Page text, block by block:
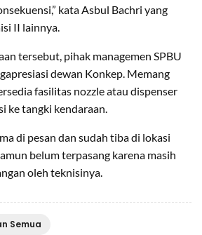
kata Asbul Bachri yang
II lainnya.
tersebut, pihak managemen SPBU
dewan Konkep. Memang
fasilitas nozzle atau dispenser
ke tangki kendaraan.
di pesan dan sudah tiba di lokasi
belum terpasang karena masih
oleh teknisinya.
Semua